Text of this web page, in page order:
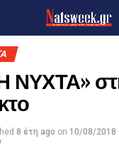
ΝΥΧΤΑ»
8 έτη ago on 10/08/2018